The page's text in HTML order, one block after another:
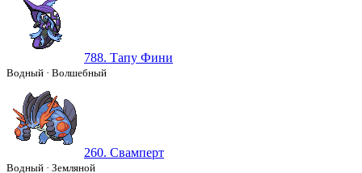
788. Тапу Фини
Водный · Волшебный
260. Свамперт
Водный · Земляной